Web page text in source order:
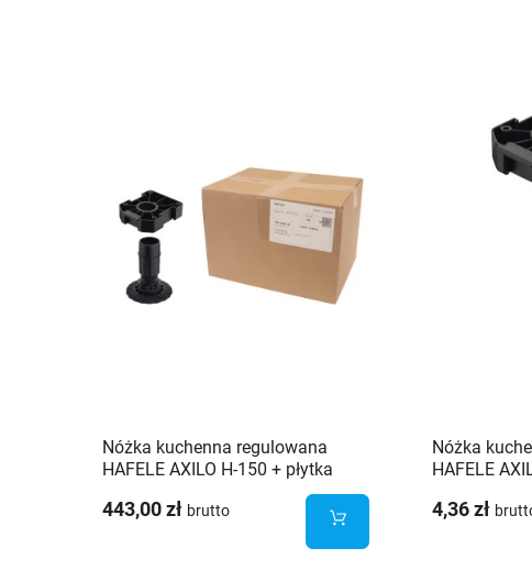
Nóżka kuchenna regulowana
HAFELE AXILO H-150 + płytka
443,00 zł brutto
Nóżka
HAFELE
4,36 zł